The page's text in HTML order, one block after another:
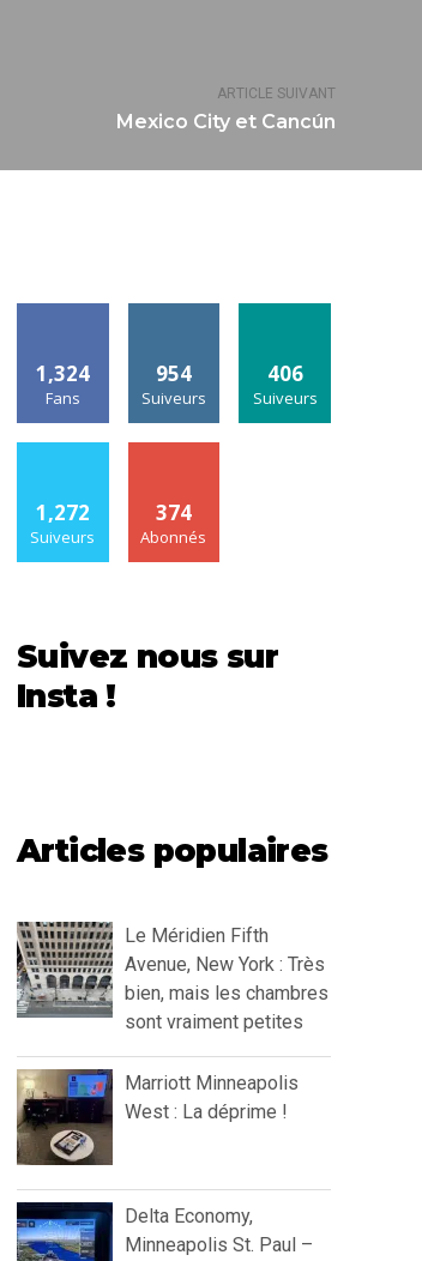
ARTICLE SUIVANT
Mexico City et Cancún
1,324
Fans
954
Suiveurs
406
Suiveurs
1,272
Suiveurs
374
Abonnés
Suivez nous sur
Insta !
Articles populaires
Le Méridien Fifth
Avenue, New York : Très
bien, mais les chambres
sont vraiment petites
Marriott Minneapolis
West : La déprime !
Delta Economy,
Minneapolis St. Paul –